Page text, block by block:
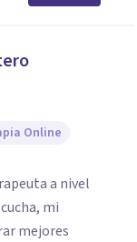
Online
a nivel
mi
mejores